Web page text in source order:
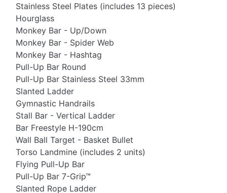
Stainless Steel Plates (includes 13 pieces)
Hourglass
Monkey Bar - Up/Down
Monkey Bar - Spider Web
Monkey Bar - Hashtag
Pull-Up Bar Round
Pull-Up Bar Stainless Steel 33mm
Slanted Ladder
Gymnastic Handrails
Stall Bar - Vertical Ladder
Bar Freestyle H-190cm
Wall Ball Target - Basket Bullet
Torso Landmine (includes 2 units)
Flying Pull-Up Bar
Pull-Up Bar 7-Grip™
Slanted Rope Ladder